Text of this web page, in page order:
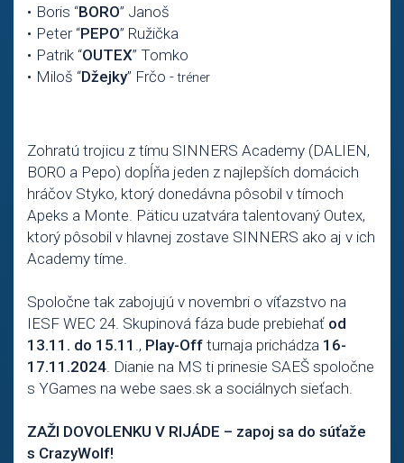
Boris “BORO” Janoš
Peter “PEPO” Ružička
Patrik “OUTEX” Tomko
Miloš “Džejky” Frčo -tréner
Zohratú trojicu z tímu SINNERS Academy (DALIEN,
BORO a Pepo) dopĺňa jeden z najlepších domácich
hráčov Styko, ktorý donedávna pôsobil v tímoch
Apeks a Monte. Päticu uzatvára talentovaný Outex,
ktorý pôsobil v hlavnej zostave SINNERS ako aj v ich
Academy tíme.
Spoločne tak zabojujú v novembri o víťazstvo na
IESF WEC 24. Skupinová fáza bude prebiehať od
13.11. do 15.11 ., Play-Off turnaja prichádza 16-
17.11.2024 . Dianie na MS ti prinesie SAEŠ spoločne
s YGames na webe saes.sk a sociálnych sieťach.
ZAŽI DOVOLENKU V RIJÁDE – zapoj sa do súťaže
s CrazyWolf!